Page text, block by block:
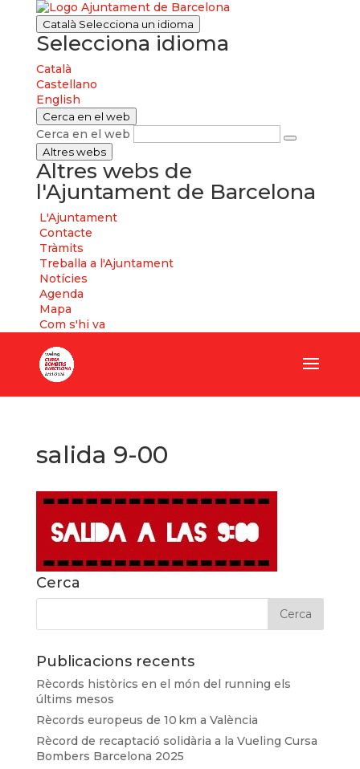
Català Selecciona un idioma
Selecciona idioma
Català
Castellano
English
Cerca en el web
Cerca en el web
Altres webs
Altres webs de
l'Ajuntament de Barcelona
L'Ajuntament
Contacte
Tràmits
Treballa a l'Ajuntament
Notícies
Agenda
Mapa
Com s'hi va
salida 9-00
Cerca
Publicacions recents
Rècords històrics en el món del running els
últims mesos
Rècords europeus de 10 km a València
Rècord de recaptació solidària a la Vueling Cursa
Bombers Barcelona 2025